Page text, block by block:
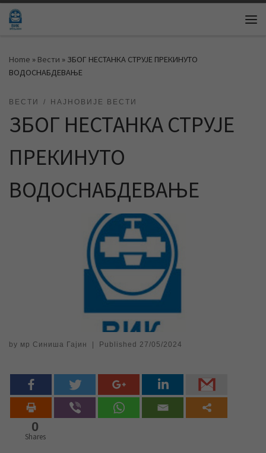
Skip to content
Home » Вести » ЗБОГ НЕСТАНКА СТРУЈЕ ПРЕКИНУТО
ВОДОСНАБДЕВАЊЕ
ВЕСТИ НАЈНОВИЈЕ ВЕСТИ
ЗБОГ НЕСТАНКА СТРУЈЕ
ПРЕКИНУТО
ВОДОСНАБДЕВАЊЕ
by мр Синиша Гајин Published 27/05/2024
0
Shares